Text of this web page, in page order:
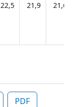
22,5 21,9 21,6
PDF